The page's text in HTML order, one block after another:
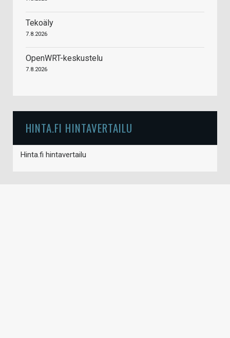
Tekoäly
7.8.2026
OpenWRT-keskustelu
7.8.2026
HINTA.FI HINTAVERTAILU
Hinta.fi hintavertailu